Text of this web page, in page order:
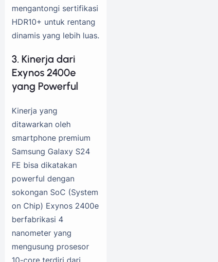
mengantongi sertifikasi
HDR10+ untuk rentang
dinamis yang lebih luas.
3. Kinerja dari
Exynos 2400e
yang Powerful
Kinerja yang
ditawarkan oleh
smartphone premium
Samsung Galaxy S24
FE bisa dikatakan
powerful dengan
sokongan SoC (System
on Chip) Exynos 2400e
berfabrikasi 4
nanometer yang
mengusung prosesor
10-core terdiri dari